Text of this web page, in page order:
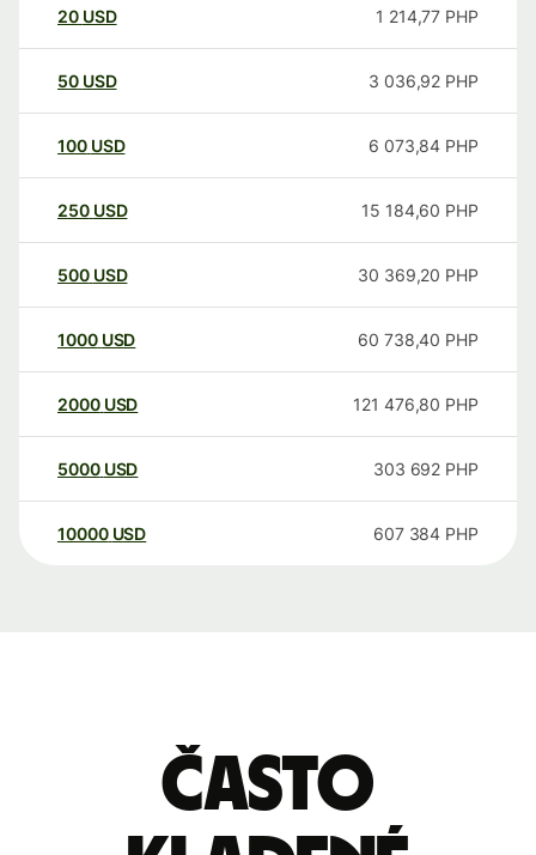
20 USD 1 214,77 PHP
50 USD 3 036,92 PHP
100 USD 6 073,84 PHP
250 USD 15 184,60 PHP
500 USD 30 369,20 PHP
1000 USD 60 738,40 PHP
2000 USD 121 476,80 PHP
5000 USD 303 692 PHP
10000 USD 607 384 PHP
Často